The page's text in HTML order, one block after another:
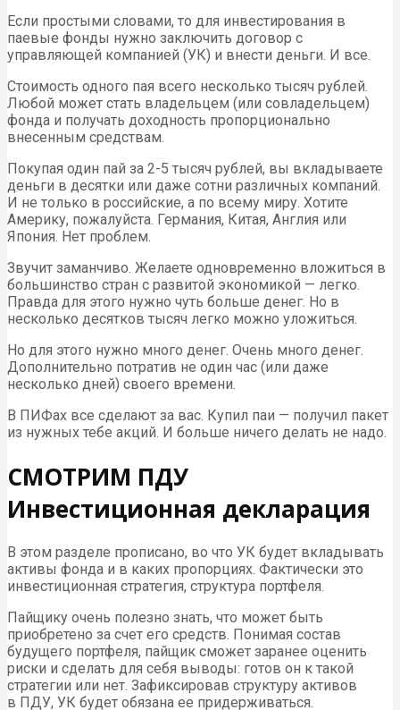
Если простыми словами, то для инвестирования в
паевые фонды нужно заключить договор с
управляющей компанией (УК) и внести деньги. И все.
Стоимость одного пая всего несколько тысяч рублей.
Любой может стать владельцем (или совладельцем)
фонда и получать доходность пропорционально
внесенным средствам.
Покупая один пай за 2-5 тысяч рублей, вы вкладываете
деньги в десятки или даже сотни различных компаний.
И не только в российские, а по всему миру. Хотите
Америку, пожалуйста. Германия, Китая, Англия или
Япония. Нет проблем.
Звучит заманчиво. Желаете одновременно вложиться в
большинство стран с развитой экономикой — легко.
Правда для этого нужно чуть больше денег. Но в
несколько десятков тысяч легко можно уложиться.
Но для этого нужно много денег. Очень много денег.
Дополнительно потратив не один час (или даже
несколько дней) своего времени.
В ПИФах все сделают за вас. Купил паи — получил пакет
из нужных тебе акций. И больше ничего делать не надо.
СМОТРИМ ПДУ
Инвестиционная декларация
В этом разделе прописано, во что УК будет вкладывать
активы фонда и в каких пропорциях. Фактически это
инвестиционная стратегия, структура портфеля.
Пайщику очень полезно знать, что может быть
приобретено за счет его средств. Понимая состав
будущего портфеля, пайщик сможет заранее оценить
риски и сделать для себя выводы: готов он к такой
стратегии или нет. Зафиксировав структуру активов
в ПДУ, УК будет обязана ее придерживаться.